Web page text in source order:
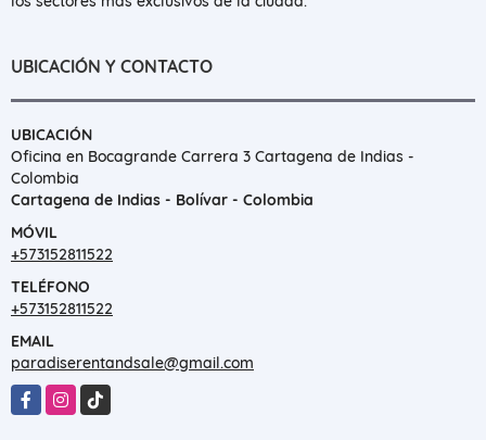
UBICACIÓN Y CONTACTO
UBICACIÓN
Oficina en Bocagrande Carrera 3 Cartagena de Indias -
Colombia
Cartagena de Indias - Bolívar - Colombia
MÓVIL
+573152811522
TELÉFONO
+573152811522
EMAIL
paradiserentandsale@gmail.com
FacebookInstagram
TikTok